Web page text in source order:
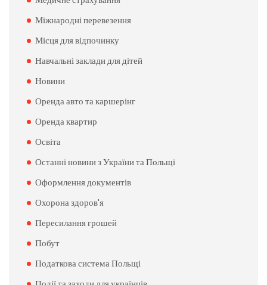
Міжнародні перевезення
Місця для відпочинку
Навчальні заклади для дітей
Новини
Оренда авто та каршерінг
Оренда квартир
Освіта
Останні новини з України та Польщі
Оформлення документів
Охорона здоров'я
Пересилання грошей
Побут
Податкова система Польщі